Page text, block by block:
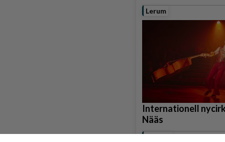
Lerum
Internationell
Nääs
Partille